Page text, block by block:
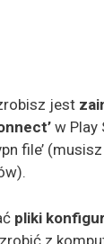
jest
w Play
file’
pliki
z